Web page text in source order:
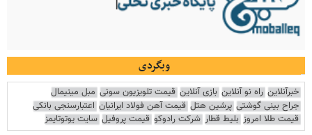
وبگردی
خبرآنلاین راه نو آنلاین بازی آنلاین قیمت تلویزیون سونی مبل مینیمال
جراح بینی گوشتی پرشین هتل قیمت آهن فولاد ایرانیان اعتبارسنجی بانکی
قیمت طلا امروز بلیط قطار شرکت رادوکو قیمت پروفیل سایت یوتوتایمز